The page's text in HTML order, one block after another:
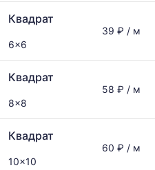
по
данным
поставщиков
последний
месяц.
Статистика
по
цен
металлопрокат
с
указанием
размеров
и
поставщиков
запросу
Квадрат
6x6
39 ₽ / м
Квадрат
8x8
58 ₽ / м
Квадрат
10x10
60 ₽ / м